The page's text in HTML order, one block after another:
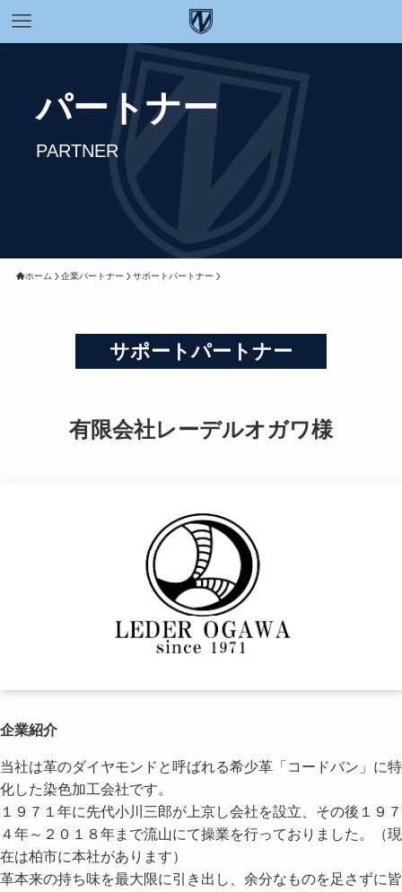
パートナー
PARTNER
ホーム 企業パートナー サポートパートナー
サポートパートナー
有限会社レーデルオガワ様
企業紹介
当社は革のダイヤモンドと呼ばれる希少革「コードバン」に特
化した染色加工会社です。
１９７１年に先代小川三郎が上京し会社を設立、その後１９７
４年～２０１８年まで流山にて操業を行っておりました。（現
在は柏市に本社があります）
革本来の持ち味を最大限に引き出し、余分なものを足さずに皆